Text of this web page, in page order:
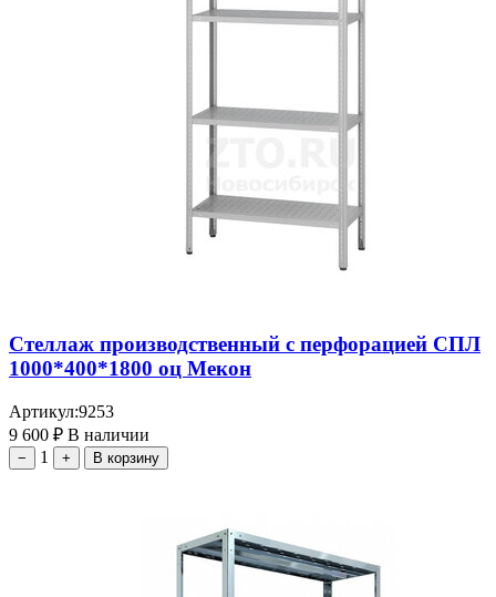
Стеллаж производственный с перфорацией СПЛ
1000*400*1800 оц Мекон
Артикул:9253
9 600 ₽ В наличии
− 1 + В корзину